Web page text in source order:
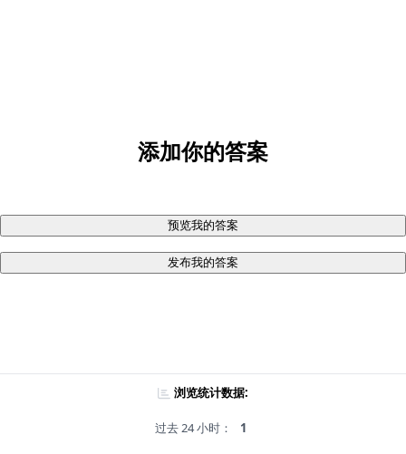
添加你的答案
预览我的答案
发布我的答案
浏览统计数据:
过去 24 小时： 1